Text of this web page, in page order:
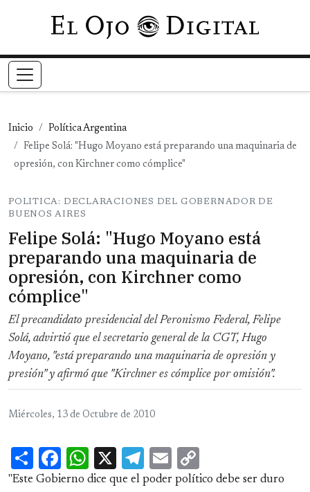
Pasar al contenido principal
Inicio
Política Argentina
Felipe Solá: "Hugo Moyano está preparando una maquinaria de
opresión, con Kirchner como cómplice"
POLITICA: DECLARACIONES DEL GOBERNADOR DE
BUENOS AIRES
Felipe Solá: "Hugo Moyano está
preparando una maquinaria de
opresión, con Kirchner como
cómplice"
El precandidato presidencial del Peronismo Federal, Felipe
Solá, advirtió que el secretario general de la CGT, Hugo
Moyano, "está preparando una maquinaria de opresión y
presión" y afirmó que "Kirchner es cómplice por omisión".
Miércoles, 13 de Octubre de 2010
ShareFacebook
WhatsApp
X Telegram
Email
Link
"Este Gobierno dice que el poder político debe ser duro